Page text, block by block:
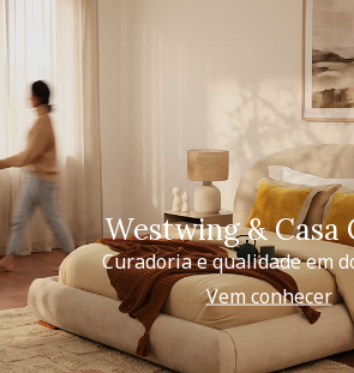
Westwing & Casa
Curadoria e qualidade em
Vem conhecer